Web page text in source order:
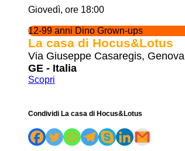
Giovedì, ore 18:00
12-99 anni Dino Grown-ups
La casa di Hocus&Lotus
Via Giuseppe Casaregis, Genova
GE - Italia
Scopri
Condividi La casa di Hocus&Lotus